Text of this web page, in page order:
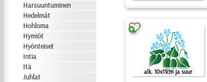
Harsuuntuminen
Hedelmät
Hohloma
Hymiöt
Hyönteiset
Intia
Itä
Juhlat
alk. 10x11cm ja suur